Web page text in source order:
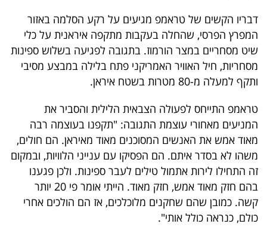
שיתופי
פעולה
דרושים
ניוזלטרים
מייל
אדום
דבריו הקשים של טראמפ מגיעים על רקע הסלמה באזור
המפרץ הפרסי, שהחלה בעקבות מתקפה איראנית על כלי
שיט מסחריים במצר הורמוז. בתגובה לפגיעה בשלוש ספינות
מסחריות, חיל האוויר האמריקני פתח בלילה במבצע מסיבי
ותקף למעלה מ-80 מטרות בשטח איראן.
טראמפ התייחס לפעולה הצבאית הלילית והסביר את
המניעים מאחורי עוצמת התגובה: "תקפנו בעוצמה רבה
מאוד אמש את האנשים המסוכנים מאוד מאיראן. הם חולים,
משהו לא בסדר איתם. הם הפסיקו עם ענייני הלוויות, ובמקום
זה התחילו לירות אתמול טילים לעבר ספינות. ולכן פגענו
בהם חזק מאוד אמש, חזק מאוד. הייתי אומר פי 20 יותר
קשה. כמובן שהם שחקנים מלוכלכים, אז הם הולכים אחרי
כולם, כנראה כולל אותי".